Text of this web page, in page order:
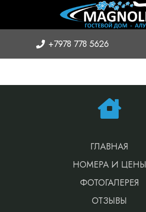
+7978 778 5626
ГЛАВНАЯ
НОМЕРА И ЦЕНЫ
ФОТОГАЛЕРЕЯ
ОТЗЫВЫ